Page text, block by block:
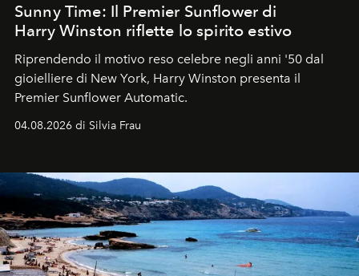
Sunny Time: Il Premier Sunflower di
Harry Winston riflette lo spirito estivo
Riprendendo il motivo reso celebre negli anni '50 dal
gioielliere di New York, Harry Winston presenta il
Premier Sunflower Automatic.
04.08.2026 di Silvia Frau